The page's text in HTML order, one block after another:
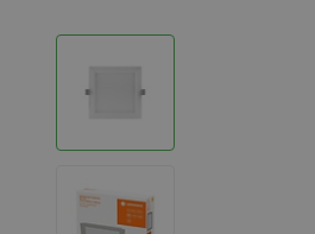
LED High Bay lampen
LED Buitenverlichting